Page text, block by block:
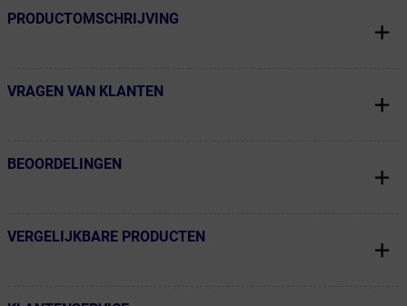
← Terug naar productnavigatie
PRODUCTOMSCHRIJVING
← Terug naar productnavigatie
VRAGEN VAN KLANTEN
← Terug naar productnavigatie
BEOORDELINGEN
← Terug naar productnavigatie
VERGELIJKBARE PRODUCTEN